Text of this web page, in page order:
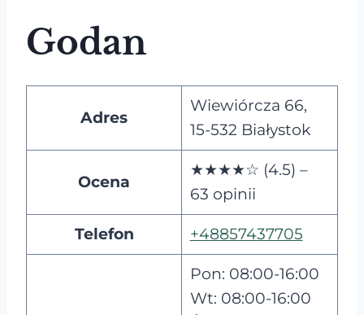
Godan
Adres
Wiewiórcza 66,
15-532 Białystok
Ocena
★★★★☆ (4.5) –
63 opinii
Telefon +48857437705
Pon: 08:00-16:00
Wt: 08:00-16:00